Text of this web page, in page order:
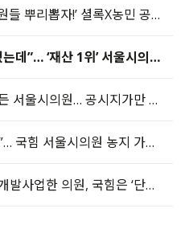
[액션] ‘농지 의혹 의원들 뿌리뽑자!’ 셜록X농민 공동고발
“딴 땅 샀으면 부자됐는데”… ‘재산 1위’ 서울시의원의 짜증
농지 얻어 주차장 만든 서울시의원… 공시지가만 15억↑
“알로에·더덕 심겠다”… 국힘 서울시의원 농지 가보니
농지 사들여 수십억 개발사업한 의원, 국힘은 ‘단수 추천’